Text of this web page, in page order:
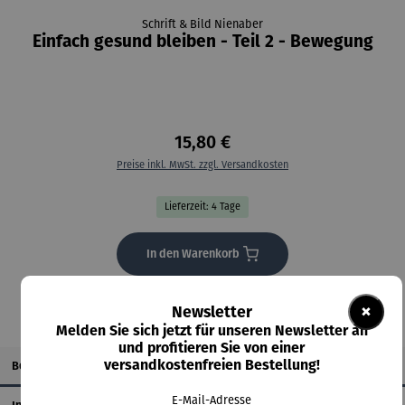
Schrift & Bild Nienaber
Einfach gesund bleiben - Teil 2 - Bewegung
15,80 €
Preise inkl. MwSt. zzgl. Versandkosten
Lieferzeit: 4 Tage
In den Warenkorb
Beschreibung
×
Newsletter
Melden Sie sich jetzt für unseren Newsletter an
und profitieren Sie von einer
versandkostenfreien Bestellung!
E-Mail-Adresse